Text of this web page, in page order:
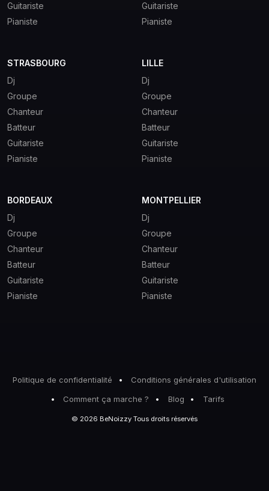
Guitariste
Pianiste
Guitariste
Pianiste
STRASBOURG
Dj
Groupe
Chanteur
Batteur
Guitariste
Pianiste
LILLE
Dj
Groupe
Chanteur
Batteur
Guitariste
Pianiste
BORDEAUX
Dj
Groupe
Chanteur
Batteur
Guitariste
Pianiste
MONTPELLIER
Dj
Groupe
Chanteur
Batteur
Guitariste
Pianiste
Politique de confidentialité
Conditions générales d'utilisation
Comment ça marche ?
Blog Tarifs
© 2026 BeNoizzy Tous droits réservés